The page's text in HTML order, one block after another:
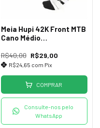
Meia Hupi 42K Front MTB
Cano Médio
R$40,00 R$29,00
R$24,65 com Pix
COMPRAR
Consulte-nos pelo
WhatsApp